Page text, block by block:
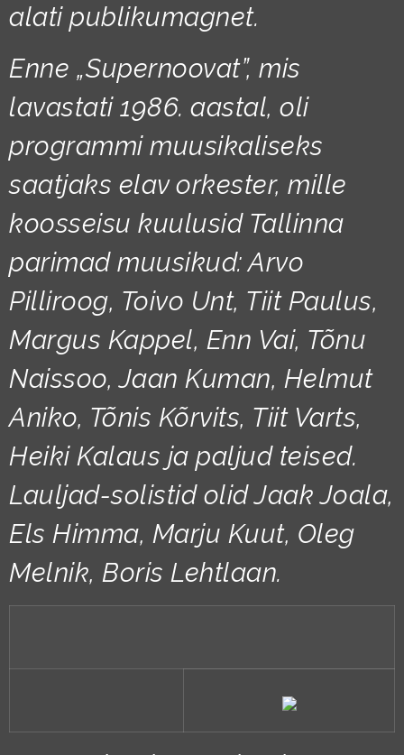
alati publikumagnet.
Enne „Supernoovat”, mis
lavastati 1986. aastal, oli
programmi muusikaliseks
saatjaks elav orkester, mille
koosseisu kuulusid Tallinna
parimad muusikud: Arvo
Pilliroog, Toivo Unt, Tiit Paulus,
Margus Kappel, Enn Vai, Tõnu
Naissoo, Jaan Kuman, Helmut
Aniko, Tõnis Kõrvits, Tiit Varts,
Heiki Kalaus ja paljud teised.
Lauljad-solistid olid Jaak Joala,
Els Himma, Marju Kuut, Oleg
Melnik, Boris Lehtlaan.